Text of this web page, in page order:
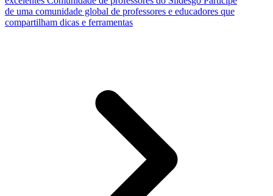
de uma comunidade global de professores e educadores que
compartilham dicas e ferramentas